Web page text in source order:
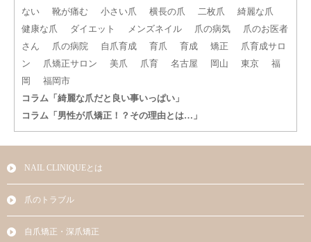
ない
靴が痛む 小さい爪 横長の爪 二枚爪
綺麗な爪
健康な爪
ダイエット メンズネイル 爪の病気
爪のお医者
さん
爪の病院 自爪育成 育爪 育成 矯正
爪育成サロ
ン
爪矯正サロン 美爪 爪育 名古屋 岡山 東京
福
岡
福岡市
コラム「綺麗な爪だと良い事いっぱい」
コラム「男性が爪矯正！？その理由とは…」
NAIL CLINIQUEとは
爪のトラブル
自爪矯正・深爪矯正